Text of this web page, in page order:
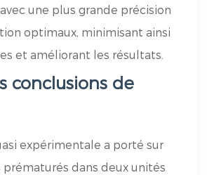
une plus grande précision
optimaux, minimisant ainsi
et améliorant les résultats.
conclusions de
expérimentale a porté sur
prématurés dans deux unités